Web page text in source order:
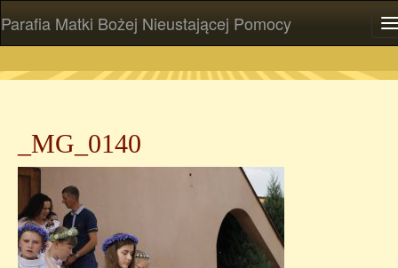
Parafia Matki Bożej Nieustającej Pomocy
_MG_0140